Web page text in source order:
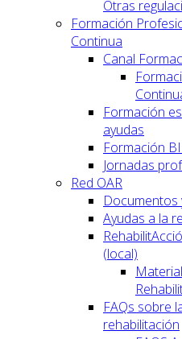
Otras
Formación
Continua
Canal
Formación
ayudas
Formación
Jornadas
Red OAR
Documentos
Ayudas a la
(local)
FAQs sobre
rehabilitación